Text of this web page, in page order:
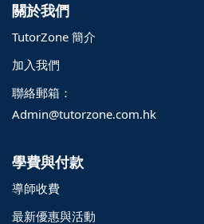
關於我們
TutorZone 簡介
加入我們
聯絡郵箱：
Admin@tutorzone.com.hk
學費與付款
導師收費
最新優惠與活動